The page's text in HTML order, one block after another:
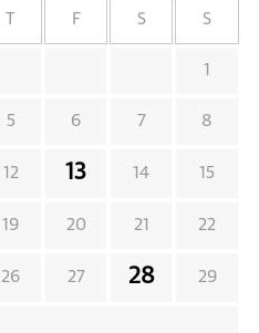
F S S
1
5 6 7 8
12 13 14 15
19 20 21 22
26 27 28 29